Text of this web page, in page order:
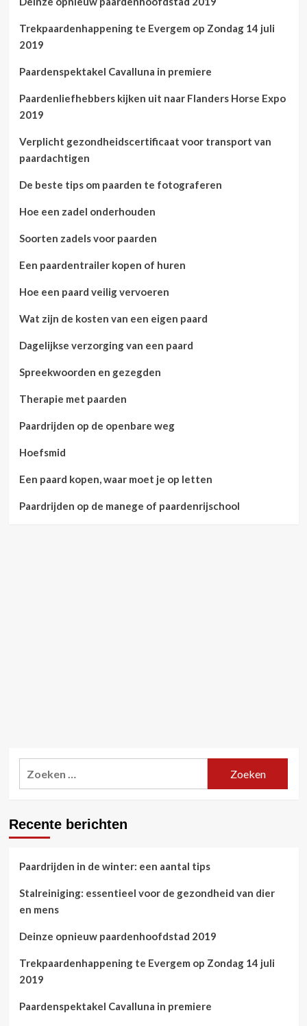
Trekpaardenhappening te Evergem op Zondag 14 juli
2019
Paardenspektakel Cavalluna in premiere
Paardenliefhebbers kijken uit naar Flanders Horse Expo
2019
Verplicht gezondheidscertificaat voor transport van
paardachtigen
De beste tips om paarden te fotograferen
Hoe een zadel onderhouden
Soorten zadels voor paarden
Een paardentrailer kopen of huren
Hoe een paard veilig vervoeren
Wat zijn de kosten van een eigen paard
Dagelijkse verzorging van een paard
Spreekwoorden en gezegden
Therapie met paarden
Paardrijden op de openbare weg
Hoefsmid
Een paard kopen, waar moet je op letten
Paardrijden op de manege of paardenrijschool
Recente berichten
Paardrijden in de winter: een aantal tips
Stalreiniging: essentieel voor de gezondheid van dier
en mens
Deinze opnieuw paardenhoofdstad 2019
Trekpaardenhappening te Evergem op Zondag 14 juli
2019
Paardenspektakel Cavalluna in premiere